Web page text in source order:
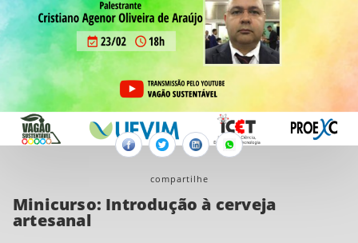
FacebookTwitterLinkedinWhatsapp
compartilhe
Minicurso: Introdução à cerveja
artesanal